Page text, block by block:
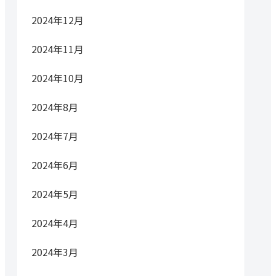
2024年12月
2024年11月
2024年10月
2024年8月
2024年7月
2024年6月
2024年5月
2024年4月
2024年3月